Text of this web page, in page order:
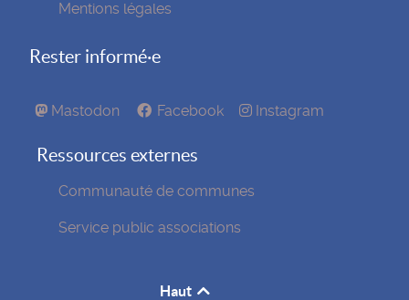
Mentions légales
Rester informé·e
Mastodon Facebook Instagram
Ressources externes
Communauté de communes
Service public associations
Haut